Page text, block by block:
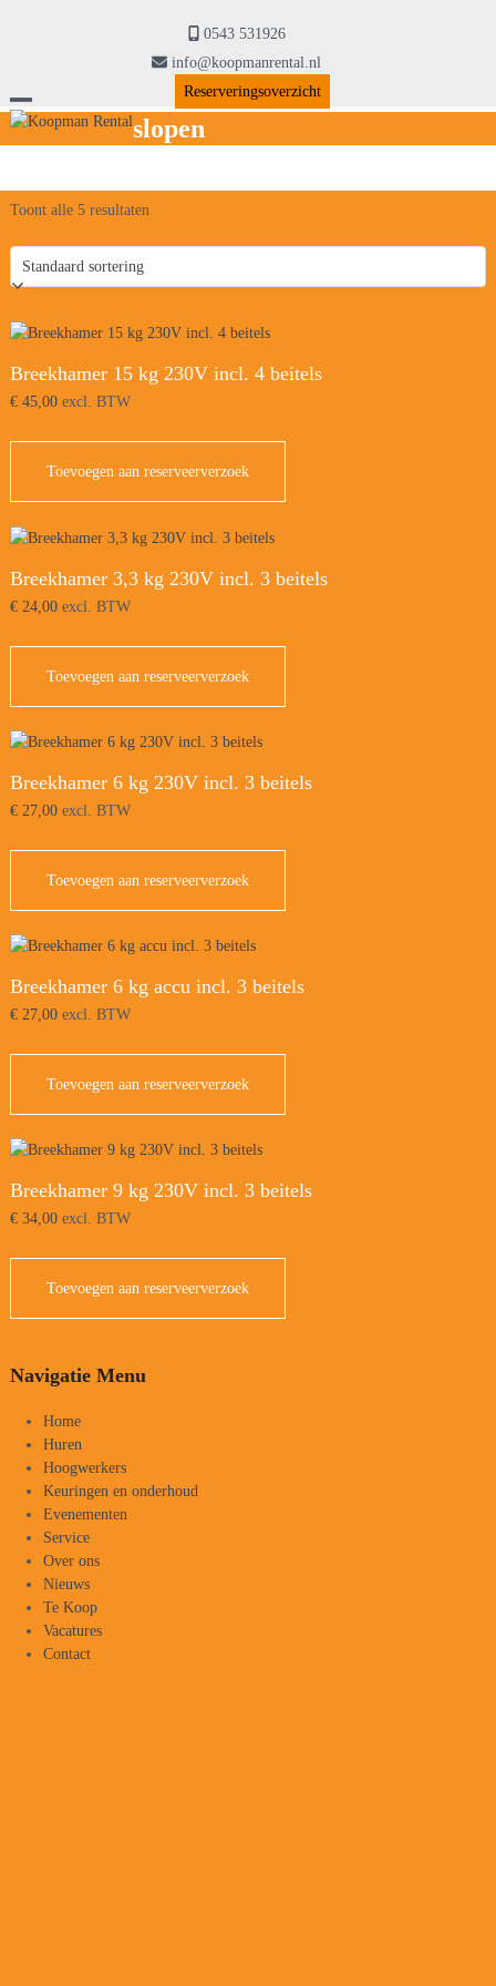
0543 531926
info@koopmanrental.nl
Reserveringsoverzicht
Open
menu
Close
menu
slopen
Toont alle 5 resultaten
Breekhamer 15 kg 230V incl. 4 beitels
€45,00excl. BTW
Toevoegen aan reserveerverzoek
Breekhamer 3,3 kg 230V incl. 3 beitels
€24,00excl. BTW
Toevoegen aan reserveerverzoek
Breekhamer 6 kg 230V incl. 3 beitels
€27,00excl. BTW
Toevoegen aan reserveerverzoek
Breekhamer 6 kg accu incl. 3 beitels
€27,00excl. BTW
Toevoegen aan reserveerverzoek
Breekhamer 9 kg 230V incl. 3 beitels
€34,00excl. BTW
Toevoegen aan reserveerverzoek
Navigatie Menu
Home
Huren
Hoogwerkers
Keuringen en onderhoud
Evenementen
Service
Over ons
Nieuws
Te Koop
Vacatures
Contact